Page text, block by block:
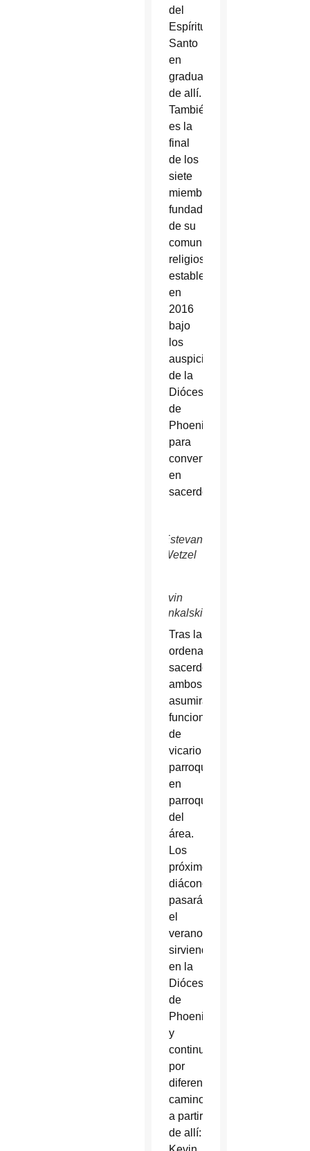
del
Espíritu
Santo
en
graduarse
de allí.
También
es la
final
de los
siete
miembros
fundadores
de su
comunidad
religiosa
establecida
en
2016
bajo
los
auspicios
de la
Diócesis
de
Phoenix
para
convertirse
en
sacerdote.
Estevan
Wetzel
Kevin
Penkalski
Tras la
ordenación
sacerdotal,
ambos
asumirán
funciones
de
vicario
parroquial
en
parroquias
del
área.
Los
próximos
diáconos transicionales
pasarán
el
verano
sirviendo
en la
Diócesis
de
Phoenix,
y
continuarán
por
diferentes
caminos
a partir
de allí: